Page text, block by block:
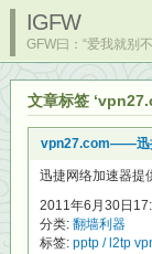
IGFW
GFW曰：“爱我就别
文章标签
vpn27.com——迅
迅捷网络加速器提
2011年6月30日
分类: 翻墙利器
标签: pptp / l2tp